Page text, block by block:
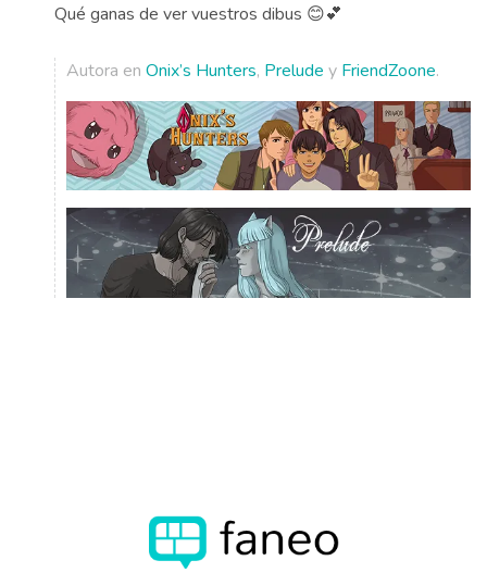
Qué ganas de ver vuestros dibus 😊💕
Autora en Onix’s Hunters, Prelude y FriendZoone.